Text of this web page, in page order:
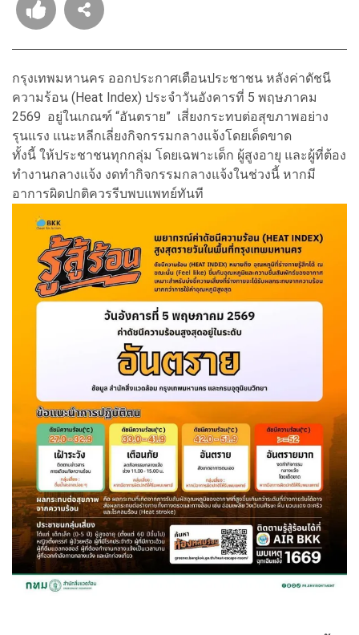
กรุงเทพมหานคร ออกประกาศเตือนประชาชน หลังค่าดัชนี
ความร้อน (Heat Index) ประจำวันอังคารที่ 5 พฤษภาคม
2569 อยู่ในเกณฑ์ “อันตราย” เสี่ยงกระทบต่อสุขภาพอย่าง
รุนแรง แนะหลีกเลี่ยงกิจกรรมกลางแจ้งโดยเด็ดขาด
ทั้งนี้ ให้ประชาชนทุกกลุ่ม โดยเฉพาะเด็ก ผู้สูงอายุ และผู้ที่ต้อง
ทำงานกลางแจ้ง งดทำกิจกรรมกลางแจ้งในช่วงนี้ หากมี
อาการผิดปกติควรรีบพบแพทย์ทันที